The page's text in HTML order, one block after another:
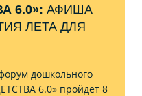
6.0»: АФИША
ЛЕТА ДЛЯ
дошкольного
6.0» пройдет 8